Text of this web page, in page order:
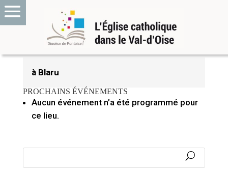
9 novembre 2022
à Blaru
PROCHAINS ÉVÉNEMENTS
Aucun événement n’a été programmé pour
ce lieu.